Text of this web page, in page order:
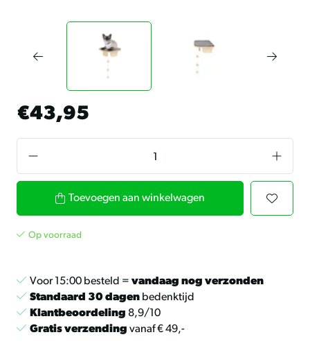
€43,95
Toevoegen aan winkelwagen
Op voorraad
Voor 15:00 besteld = vandaag nog verzonden
Standaard 30 dagen bedenktijd
Klantbeoordeling 8,9/10
Gratis verzending vanaf € 49,-